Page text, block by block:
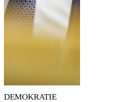
DEMOKRATIE